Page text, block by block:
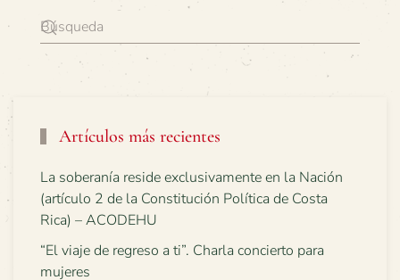
Artículos más recientes
La soberanía reside exclusivamente en la Nación
(artículo 2 de la Constitución Política de Costa
Rica) – ACODEHU
“El viaje de regreso a ti”. Charla concierto para
mujeres